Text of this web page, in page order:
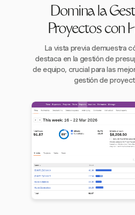
Domina la
Proyectos con
La vista previa demuestra
destaca en la gestión de
de equipo, crucial para las
gestión de